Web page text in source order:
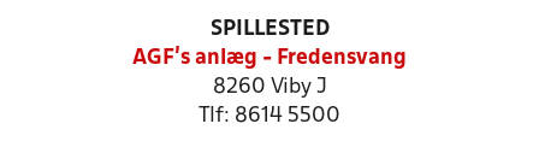
SPILLESTED
AGF's anlæg - Fredensvang
8260 Viby J
Tlf: 8614 5500